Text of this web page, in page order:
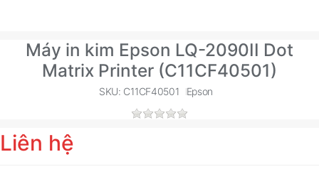
Máy in kim Epson LQ-2090II Dot
Matrix Printer (C11CF40501)
SKU: C11CF40501 Epson
Liên hệ